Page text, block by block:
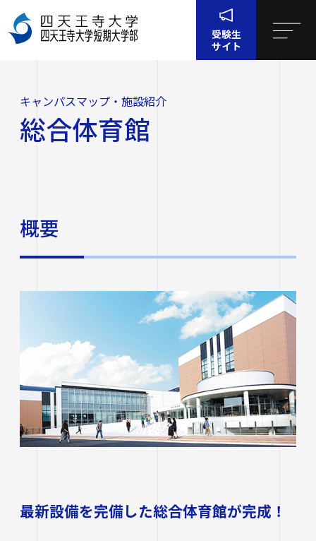
受験生
サイト
四天王寺大学について
四天王寺大学について
学長挨拶
大学学章・ロゴ・学歌・応援歌
教育研究上の目的・3つのポリシー
情報公開
教員紹介
文学部
社会学部
経営学部
看護学部
社会学部人間福祉学科（2026年度以前入学
生）
学生生活
学費・奨学金
学費ローン
学生支援
クラス担任制
就職・キャリア支援
教職教育推進センター
講座案内・行事予定
キャリア教育
図書館
数理・データサイエンス・AI教育プログラム
仏教文化研究所
国際交流
グローバル教育センター（ランゲージプラザi
-Talk）
関連サイト
学校法人四天王寺学園
四天王寺東高等学校／中学校
受験生の方
卒業生の方
キャンパスマップ・施設紹介
総合体育館
概要
最新設備を完備した総合体育館が完成！